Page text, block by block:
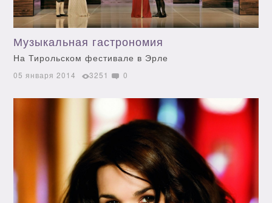
Музыкальная гастрономия
На Тирольском фестивале в Эрле
05 января 2014 3251 0